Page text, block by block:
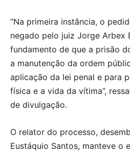
“Na primeira instância, o
negado pelo juiz Jorge Arbex
fundamento de que a prisão
a manutenção da ordem
aplicação da lei penal e para
física e a vida da vítima”,
de divulgação.
O relator do processo,
Eustáquio Santos, manteve o